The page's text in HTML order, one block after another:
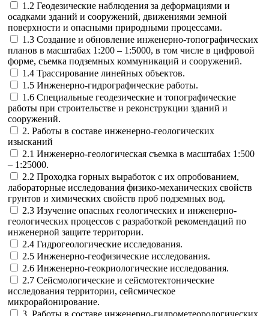
1.2 Геодезические наблюдения за деформациями и
осадками зданий и сооружений, движениями земной
поверхности и опасными природными процессами.
1.3 Создание и обновление инженерно-топографических
планов в масштабах 1:200 – 1:5000, в том числе в цифровой
форме, съемка подземных коммуникаций и сооружений.
1.4 Трассирование линейных объектов.
1.5 Инженерно-гидрографические работы.
1.6 Специальные геодезические и топографические
работы при строительстве и реконструкции зданий и
сооружений.
2. Работы в составе инженерно-геологических
изысканий
2.1 Инженерно-геологическая съемка в масштабах 1:500
– 1:25000.
2.2 Проходка горных выработок с их опробованием,
лабораторные исследования физико-механических свойств
грунтов и химических свойств проб подземных вод.
2.3 Изучение опасных геологических и инженерно-
геологических процессов с разработкой рекомендаций по
инженерной защите территории.
2.4 Гидрогеологические исследования.
2.5 Инженерно-геофизические исследования.
2.6 Инженерно-геокриологические исследования.
2.7 Сейсмологические и сейсмотектонические
исследования территории, сейсмическое
микрорайонирование.
3. Работы в составе инженерно-гидрометеорологических